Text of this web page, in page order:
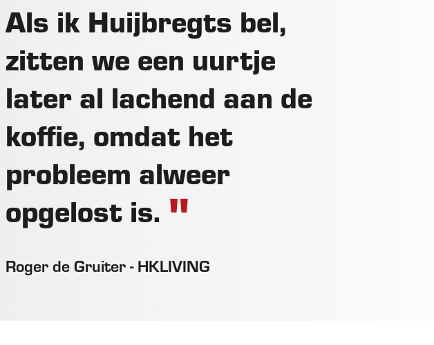
Als ik Huijbregts bel,
zitten we een uurtje
later al lachend aan de
koffie, omdat het
probleem alweer
opgelost is.
Roger de Gruiter - HKLIVING